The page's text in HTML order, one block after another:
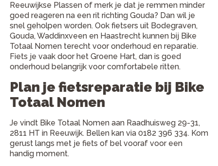
Reeuwijkse Plassen of merk je dat je remmen minder
goed reageren na een rit richting Gouda? Dan wil je
snel geholpen worden. Ook fietsers uit Bodegraven,
Gouda, Waddinxveen en Haastrecht kunnen bij Bike
Totaal Nomen terecht voor onderhoud en reparatie.
Fiets je vaak door het Groene Hart, dan is goed
onderhoud belangrijk voor comfortabele ritten.
Plan je fietsreparatie bij Bike
Totaal Nomen
Je vindt Bike Totaal Nomen aan Raadhuisweg 29-31,
2811 HT in Reeuwijk. Bellen kan via 0182 396 334. Kom
gerust langs met je fiets of bel vooraf voor een
handig moment.